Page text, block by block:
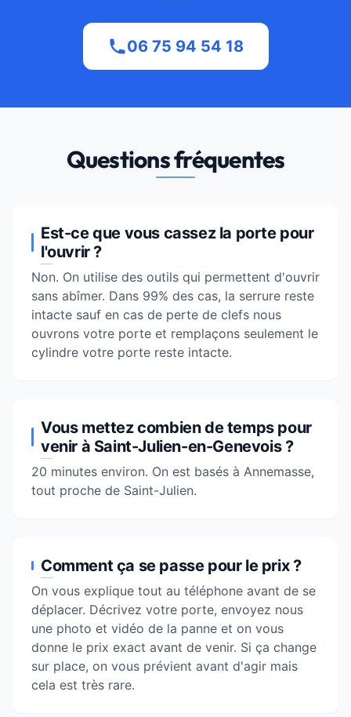
06 75 94 54 18
Questions fréquentes
Est-ce que vous cassez la porte pour
l'ouvrir ?
Non. On utilise des outils qui permettent d'ouvrir
sans abîmer. Dans 99% des cas, la serrure reste
intacte sauf en cas de perte de clefs nous
ouvrons votre porte et remplaçons seulement le
cylindre votre porte reste intacte.
Vous mettez combien de temps pour
venir à Saint-Julien-en-Genevois ?
20 minutes environ. On est basés à Annemasse,
tout proche de Saint-Julien.
Comment ça se passe pour le prix ?
On vous explique tout au téléphone avant de se
déplacer. Décrivez votre porte, envoyez nous
une photo et vidéo de la panne et on vous
donne le prix exact avant de venir. Si ça change
sur place, on vous prévient avant d'agir mais
cela est très rare.